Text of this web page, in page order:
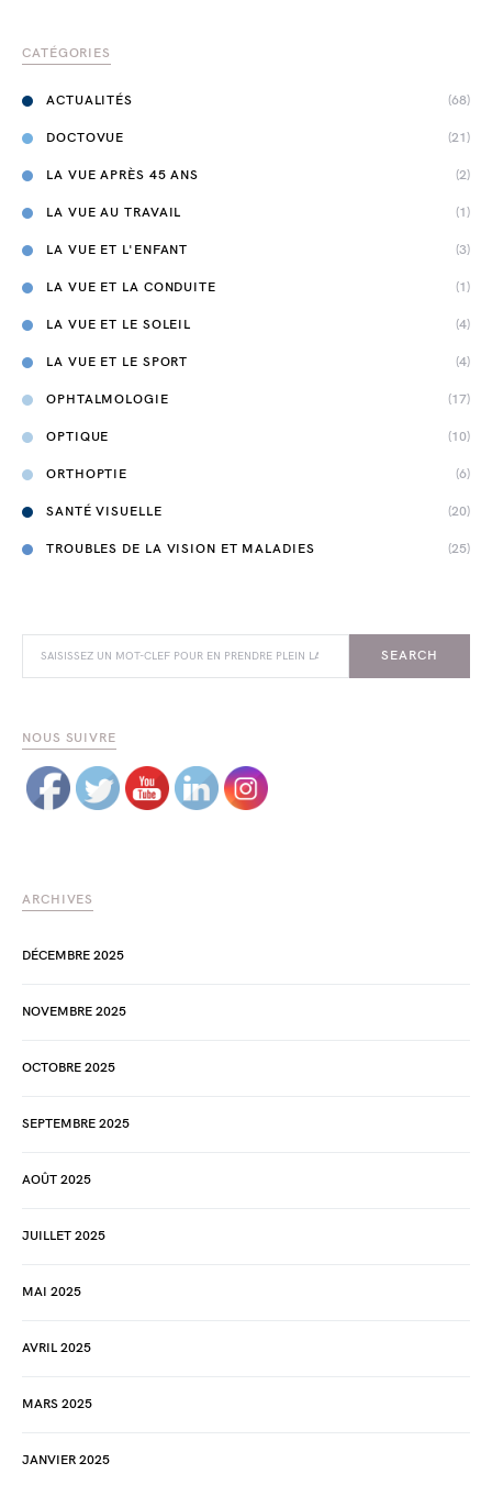
CATÉGORIES
ACTUALITÉS (68)
DOCTOVUE (21)
LA VUE APRÈS 45 ANS (2)
LA VUE AU TRAVAIL (1)
LA VUE ET L'ENFANT (3)
LA VUE ET LA CONDUITE (1)
LA VUE ET LE SOLEIL (4)
LA VUE ET LE SPORT (4)
OPHTALMOLOGIE (17)
OPTIQUE (10)
ORTHOPTIE (6)
SANTÉ VISUELLE (20)
TROUBLES DE LA VISION ET MALADIES (25)
SEARCH
NOUS SUIVRE
ARCHIVES
DÉCEMBRE 2025
NOVEMBRE 2025
OCTOBRE 2025
SEPTEMBRE 2025
AOÛT 2025
JUILLET 2025
MAI 2025
AVRIL 2025
MARS 2025
JANVIER 2025